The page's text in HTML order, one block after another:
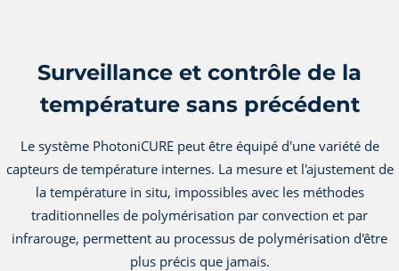
Surveillance et contrôle de la
température sans précédent
Le système PhotoniCURE peut être équipé d'une variété de
capteurs de température internes. La mesure et l'ajustement de
la température in situ, impossibles avec les méthodes
traditionnelles de polymérisation par convection et par
infrarouge, permettent au processus de polymérisation d'être
plus précis que jamais.